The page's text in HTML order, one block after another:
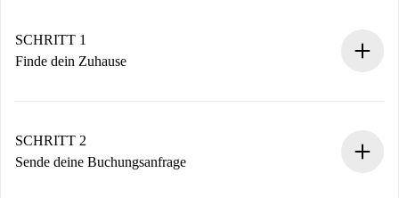
SCHRITT 1
Finde dein Zuhause
Du erhältst alle notwendigen Informationen im Voraus.
SCHRITT 2
Sende deine Buchungsanfrage